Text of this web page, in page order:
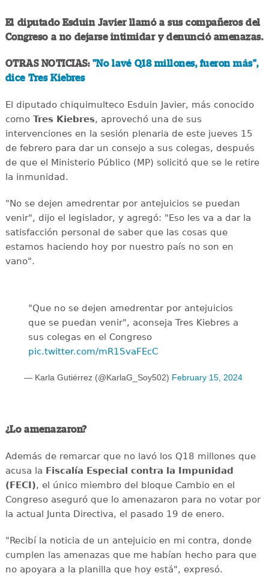
El diputado Esduin Javier llamó a sus compañeros del
Congreso a no dejarse intimidar y denunció amenazas.
OTRAS NOTICIAS: "No lavé Q18 millones, fueron más",
dice Tres Kiebres
El diputado chiquimulteco Esduin Javier, más conocido
como Tres Kiebres, aprovechó una de sus
intervenciones en la sesión plenaria de este jueves 15
de febrero para dar un consejo a sus colegas, después
de que el Ministerio Público (MP) solicitó que se le retire
la inmunidad.
"No se dejen amedrentar por antejuicios se puedan
venir", dijo el legislador, y agregó: "Eso les va a dar la
satisfacción personal de saber que las cosas que
estamos haciendo hoy por nuestro país no son en
vano".
"Que no se dejen amedrentar por antejuicios
que se puedan venir", aconseja Tres Kiebres a
sus colegas en el Congreso
pic.twitter.com/mR1SvaFEcC
— Karla Gutiérrez (@KarlaG_Soy502) February 15, 2024
¿Lo amenazaron?
Además de remarcar que no lavó los Q18 millones que
acusa la Fiscalía Especial contra la Impunidad
(FECI), el único miembro del bloque Cambio en el
Congreso aseguró que lo amenazaron para no votar por
la actual Junta Directiva, el pasado 19 de enero.
"Recibí la noticia de un antejuicio en mi contra, donde
cumplen las amenazas que me habían hecho para que
no apoyara a la planilla que hoy está", expresó.